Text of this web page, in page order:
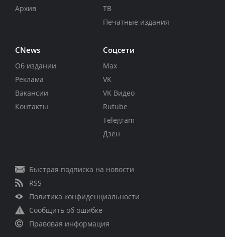
Архив
ТВ
Печатные издания
CNews
Об издании
Реклама
Вакансии
Контакты
Соцсети
Max
VK
VK Видео
Rutube
Telegram
Дзен
Быстрая подписка на новости
RSS
Политика конфиденциальности
Сообщить об ошибке
Правовая информация